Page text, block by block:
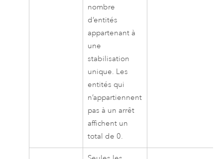
nombre
d’entités
appartenant à
une
stabilisation
unique. Les
entités qui
n’appartiennent
pas à un arrêt
affichent un
total de 0.